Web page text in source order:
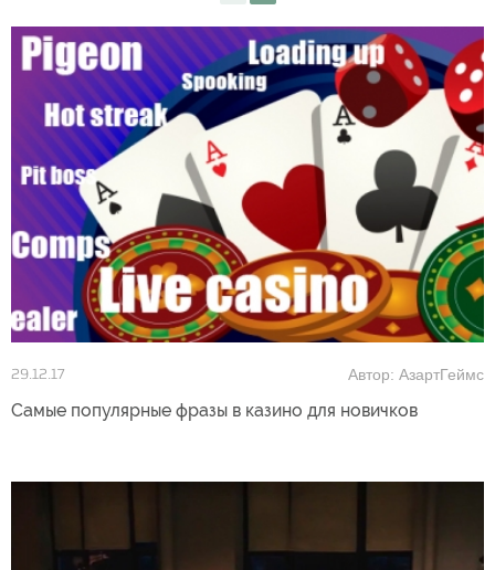
29.12.17 Автор: АзартГеймс
Самые популярные фразы в казино для новичков